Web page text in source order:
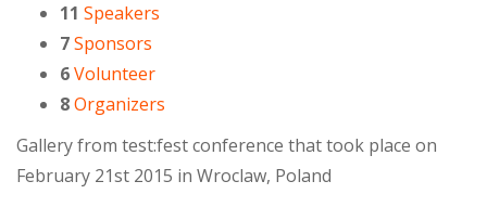
11 Speakers
7Sponsors
6Volunteer
8Organizers
Gallery from test:fest conference that took place on
February 21st 2015 in Wroclaw, Poland